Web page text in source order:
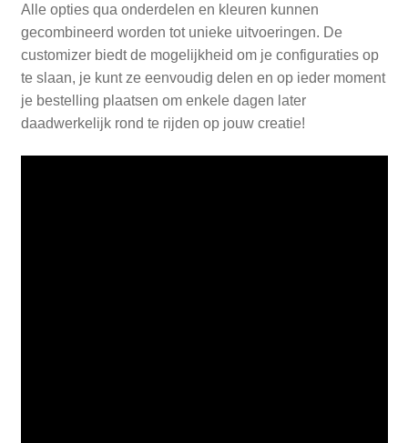
Alle opties qua onderdelen en kleuren kunnen
gecombineerd worden tot unieke uitvoeringen. De
customizer biedt de mogelijkheid om je configuraties op
te slaan, je kunt ze eenvoudig delen en op ieder moment
je bestelling plaatsen om enkele dagen later
daadwerkelijk rond te rijden op jouw creatie!